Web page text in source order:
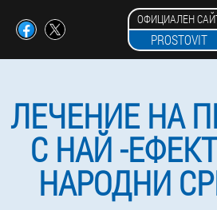
ОФИЦИАЛЕН
PROSTOVIT
ЛЕЧЕНИЕ НА
С НАЙ -
НАРОДНИ